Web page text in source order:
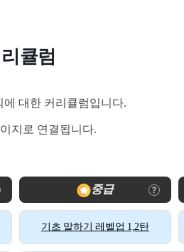
큘럼
대한 커리큘럼입니다.
지로 연결됩니다.
중급
기초 말하기 레벨업 1,2탄